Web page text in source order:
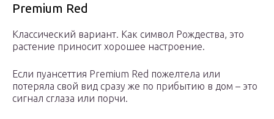
Premium Red
Классический вариант. Как символ Рождества, это
растение приносит хорошее настроение.
Если пуансеттия Premium Red пожелтела или
потеряла свой вид сразу же по прибытию в дом – это
сигнал сглаза или порчи.